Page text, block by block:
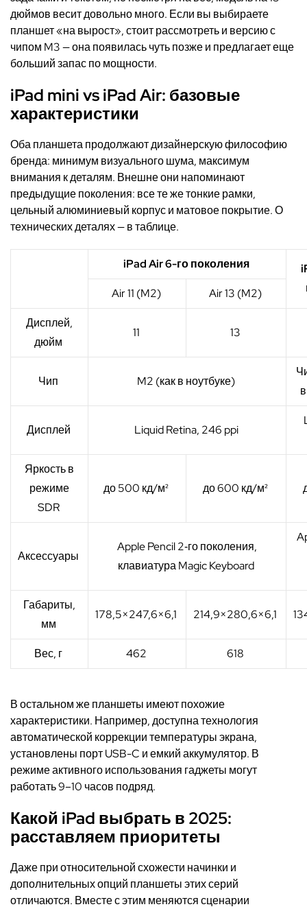
дюймов весит довольно много. Если вы выбираете
планшет «на вырост», стоит рассмотреть и версию с
чипом M3 — она появилась чуть позже и предлагает еще
больший запас по мощности.
iPad mini vs iPad Air: базовые
характеристики
Оба планшета продолжают дизайнерскую философию
бренда: минимум визуального шума, максимум
внимания к деталям. Внешне они напоминают
предыдущие поколения: все те же тонкие рамки,
цельный алюминиевый корпус и матовое покрытие. О
технических деталях — в таблице.
iPad Air 6-го поколения
Air 11 (M2) Air 13 (M2)
Дисплей,
дюйм
11 13
Чип M2 (как в ноутбуке)
Дисплей Liquid Retina, 246 ppi
Яркость в
режиме
SDR
до 500 кд/м² до 600 кд/м²
Аксессуары
Apple Pencil 2‑го поколения,
клавиатура Magic Keyboard
Габариты,
мм
178,5×247,6×6,1 214,9×280,6×6,1
Вес, г 462 618
В остальном же планшеты имеют похожие
характеристики. Например, доступна технология
автоматической коррекции температуры экрана,
установлены порт USB-C и емкий аккумулятор. В
режиме активного использования гаджеты могут
работать 9–10 часов подряд.
Какой iPad выбрать в 2025:
расставляем приоритеты
Даже при относительной схожести начинки и
дополнительных опций планшеты этих серий
отличаются. Вместе с этим меняются сценарии